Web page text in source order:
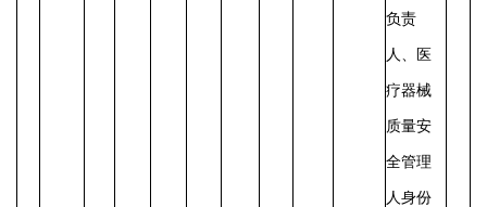
负责
人、医
疗器械
质量安
全管理
人身份